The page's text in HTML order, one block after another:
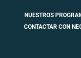
NUESTROS
CONTACTAR CON